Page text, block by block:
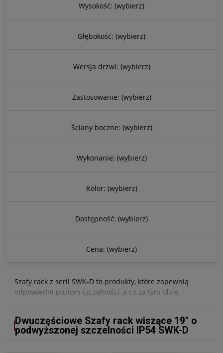
Wysokość: (wybierz)
Głębokość: (wybierz)
Wersja drzwi: (wybierz)
Zastosowanie: (wybierz)
Ściany boczne: (wybierz)
Wykonanie: (wybierz)
Kolor: (wybierz)
Dostępność: (wybierz)
Cena: (wybierz)
Szafy rack z serii SWK-D to produkty, które zapewnią
odpowiedni poziom szczelności, a co za tym idzie,
te są wykorzystywane w miejscach, gdzie występuje duże
zapylenie oraz wysoka wilgotność.
Dwuczęściowe Szafy rack wiszące 19" o
podwyższonej szczelności IP54 SWK-D